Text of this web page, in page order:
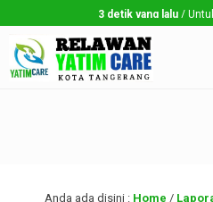
3 detik yang lalu / Untuk
Anda ada disini : Home /